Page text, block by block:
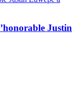
Justin